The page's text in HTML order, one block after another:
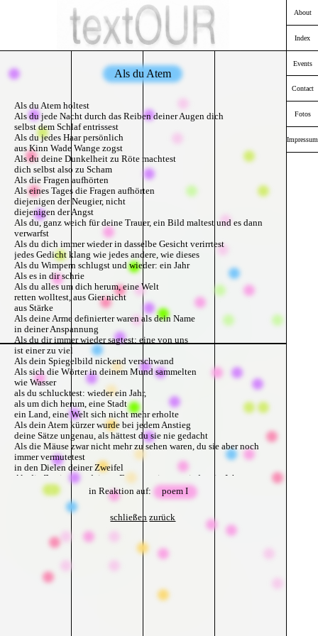
Als du Atem
Als du Atem holtest
Als du jede Nacht durch das Reiben deiner Augen dich
selbst dem Schlaf entrissest
Als du jedes Haar persönlich
aus Kinn Wade Wange zogst
Als du deine Dunkelheit zu Röte machtest
dich selbst also zu Scham
Als die Fragen aufhörten
Als eines Tages die Fragen aufhörten
diejenigen der Neugier, nicht
diejenigen der Angst
Als du, ganz weich für deine Trauer, ein Bild maltest und es dann
verwarfst
Als du dich immer wieder in dasselbe Gesicht verirrtest
jedes Gedicht klang wie jedes andere, wie dieses
Als du Wimpern schlugst und wieder: ein Jahr
Als es in dir schrie
Als du alles um dich herum, eine Welt
retten wolltest, aus Gier nicht
aus Stärke
Als deine Arme definierter waren als dein Name
in deiner Anspannung
Als du dir immer wieder sagtest: eine von uns
ist einer zu viel
Als dein Spiegelbild nickend verschwand
Als sich die Wörter in deinem Mund sammelten
wie Wasser
als du schlucktest: wieder ein Jahr,
als um dich herum, eine Stadt
ein Land, eine Welt sich nicht mehr erholte
Als dein Atem kürzer wurde bei jedem Anstieg
deine Sätze ungenau, als hättest du sie nie gedacht
Als die Mäuse zwar nicht mehr zu sehen waren, du sie aber noch
immer vermutetest
in den Dielen deiner Zweifel
Als die Zweige vor deinem Fenster zeigten: wieder ein Jahr
Als du Atem holtest,
nach Luft rangst
in Reaktion auf: poem I
schließen zurück
About
Index
Events
Contact
Fotos
Impressum